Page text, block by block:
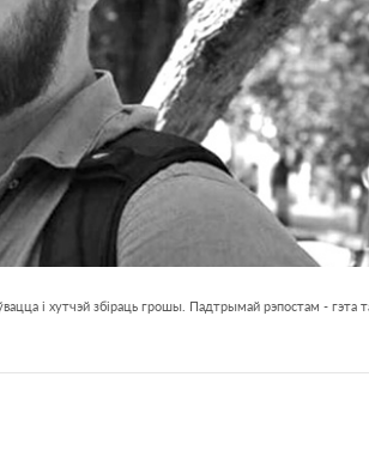
і хутчэй збіраць грошы. Падтрымай рэпостам - гэта